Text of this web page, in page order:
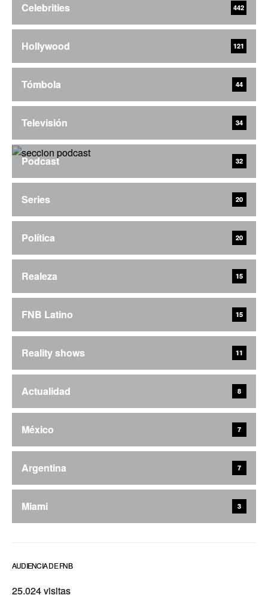
Celebrities 442
Hollywood 121
Tómbola 44
Televisión 34
Podcast 32
Series 20
Política 20
Realeza 15
FNB Latino 15
Reality shows 11
Actualidad 8
México 7
Argentina 7
Miami 3
AUDIENCIA DE FNB
25.024 visitas